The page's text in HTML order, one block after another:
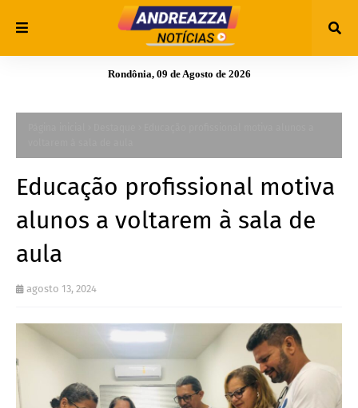
Rondônia, 09 de Agosto de 2026
Educação profissional motiva
alunos a voltarem à sala de
aula
agosto 13, 2024